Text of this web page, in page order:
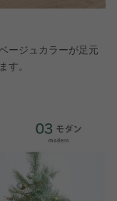
ージュカラーが足元
す。